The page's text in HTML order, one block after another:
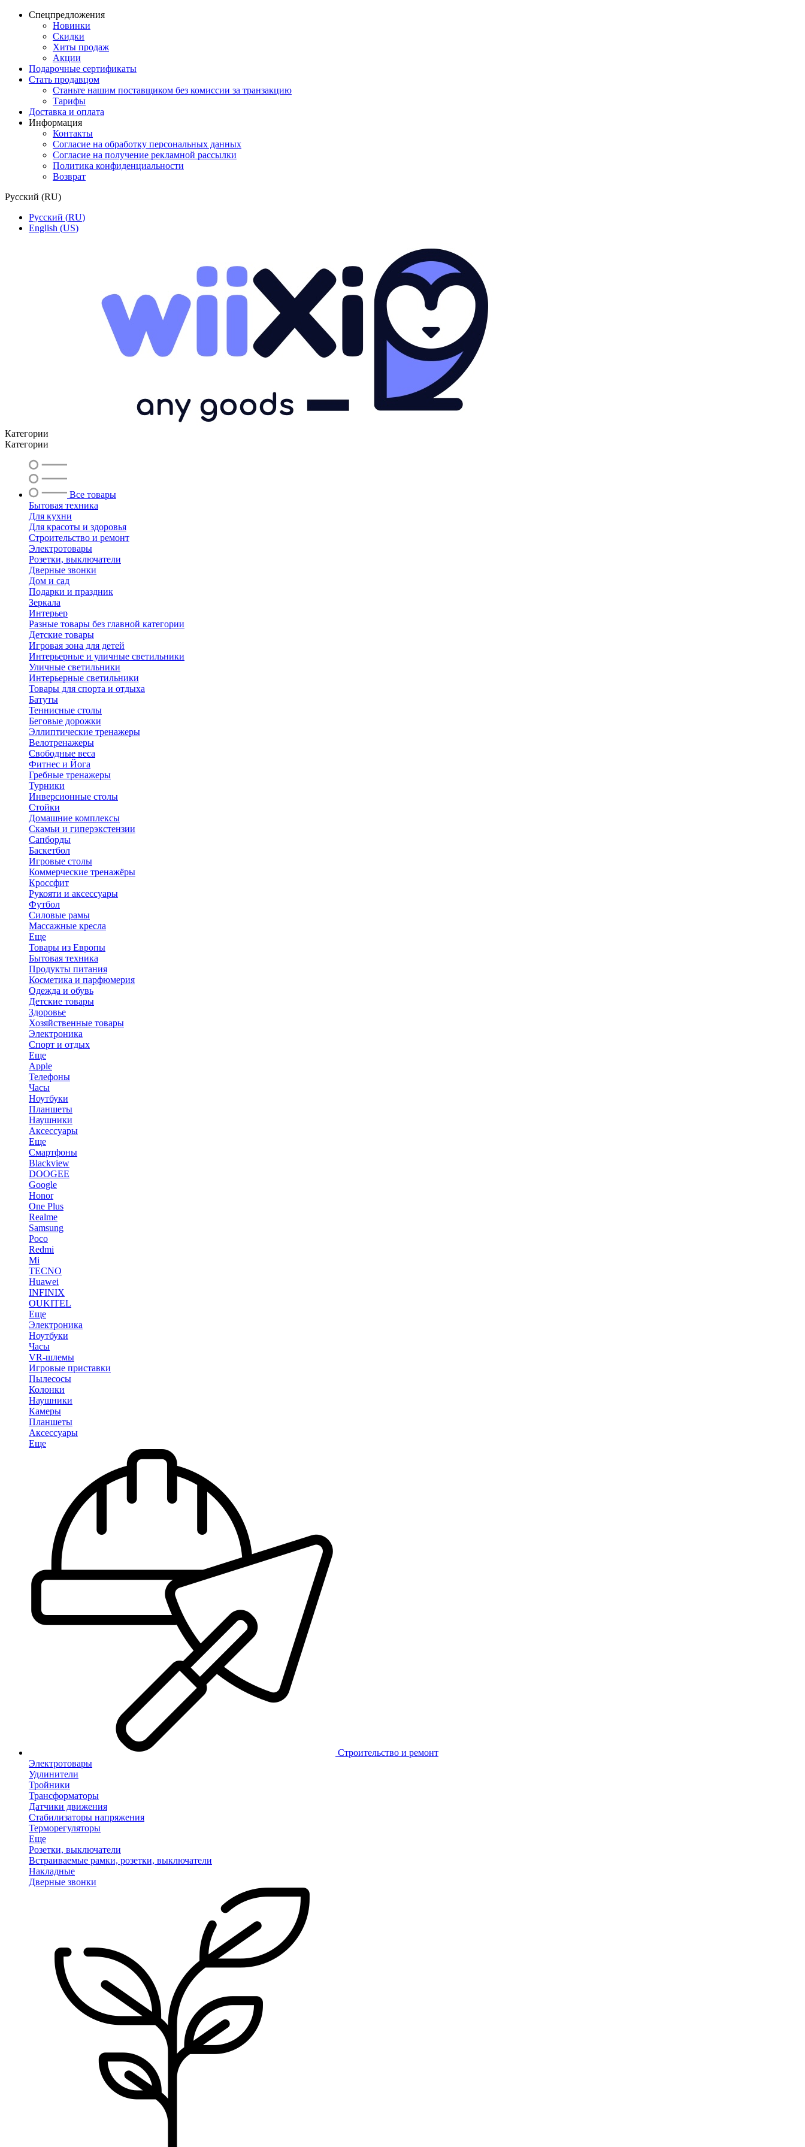
Спецпредложения
Новинки
Скидки
Хиты продаж
Акции
Подарочные сертификаты
Стать продавцом
Станьте нашим поставщиком без комиссии за транзакцию
Тарифы
Доставка и оплата
Информация
Контакты
Согласие на обработку персональных данных
Согласие на получение рекламной рассылки
Политика конфиденциальности
Возврат
Русский (RU)
Русский (RU)
English (US)
Категории
Категории
Все товары
Бытовая техника
Для кухни
Для красоты и здоровья
Строительство и ремонт
Электротовары
Розетки, выключатели
Дверные звонки
Дом и сад
Подарки и праздник
Зеркала
Интерьер
Разные товары без главной категории
Детские товары
Игровая зона для детей
Интерьерные и уличные светильники
Уличные светильники
Интерьерные светильники
Товары для спорта и отдыха
Батуты
Теннисные столы
Беговые дорожки
Эллиптические тренажеры
Велотренажеры
Свободные веса
Фитнес и Йога
Гребные тренажеры
Турники
Инверсионные столы
Стойки
Домашние комплексы
Скамьи и гиперэкстензии
Сапборды
Баскетбол
Игровые столы
Коммерческие тренажёры
Кроссфит
Рукояти и аксессуары
Футбол
Силовые рамы
Массажные кресла
Еще
Товары из Европы
Бытовая техника
Продукты питания
Косметика и парфюмерия
Одежда и обувь
Детские товары
Здоровье
Хозяйственные товары
Электроника
Спорт и отдых
Еще
Apple
Телефоны
Часы
Ноутбуки
Планшеты
Наушники
Аксессуары
Еще
Смартфоны
Blackview
DOOGEE
Google
Honor
One Plus
Realme
Samsung
Poco
Redmi
Mi
TECNO
Huawei
INFINIX
OUKITEL
Еще
Электроника
Ноутбуки
Часы
VR-шлемы
Игровые приставки
Пылесосы
Колонки
Наушники
Камеры
Планшеты
Аксессуары
Еще
Строительство и ремонт
Электротовары
Удлинители
Тройники
Трансформаторы
Датчики движения
Стабилизаторы напряжения
Терморегуляторы
Еще
Розетки, выключатели
Встраиваемые рамки, розетки, выключатели
Накладные
Дверные звонки